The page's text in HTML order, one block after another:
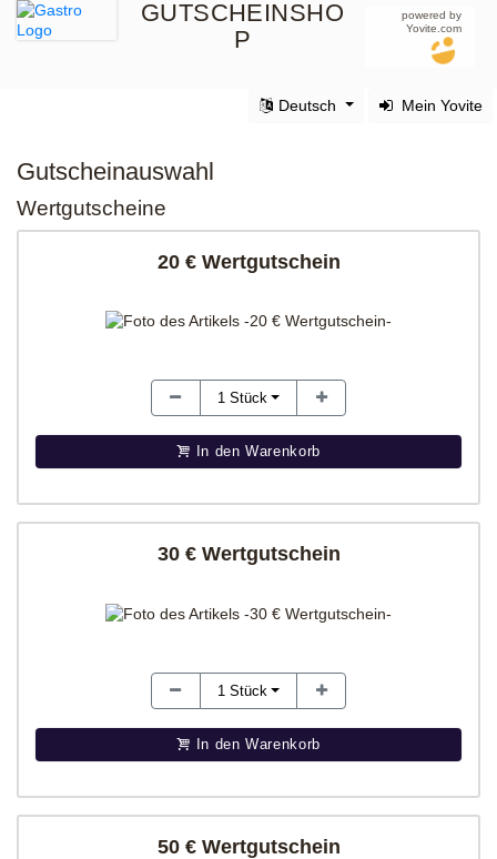
GUTSCHEINSHO
P
powered by
Yovite.com
Mein Yovite
Deutsch
Gutscheinauswahl
Wertgutscheine
20 € Wertgutschein
1 Stück
In den Warenkorb
30 € Wertgutschein
1 Stück
In den Warenkorb
50 € Wertgutschein